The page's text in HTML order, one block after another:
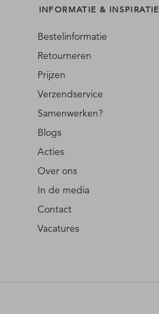
INFORMATIE & INSPIRATIE
Bestelinformatie
Retourneren
Prijzen
Verzendservice
Samenwerken?
Blogs
Acties
Over ons
In de media
Contact
Vacatures